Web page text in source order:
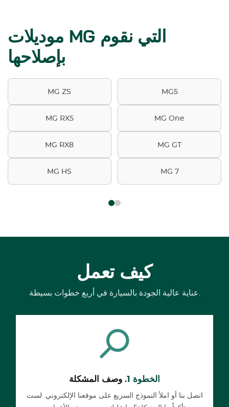
موديلات MG التي نقوم
بإصلاحها
MG ZS MG5
MG RX5 MG One
MG RX8 MG GT
MG HS MG 7
كيف تعمل
عناية عالية الجودة بالسيارة في أربع خطوات بسيطة.
الخطوة 1. وصف المشكلة
اتصل بنا أو املأ النموذج السريع على موقعنا الإلكتروني. لست